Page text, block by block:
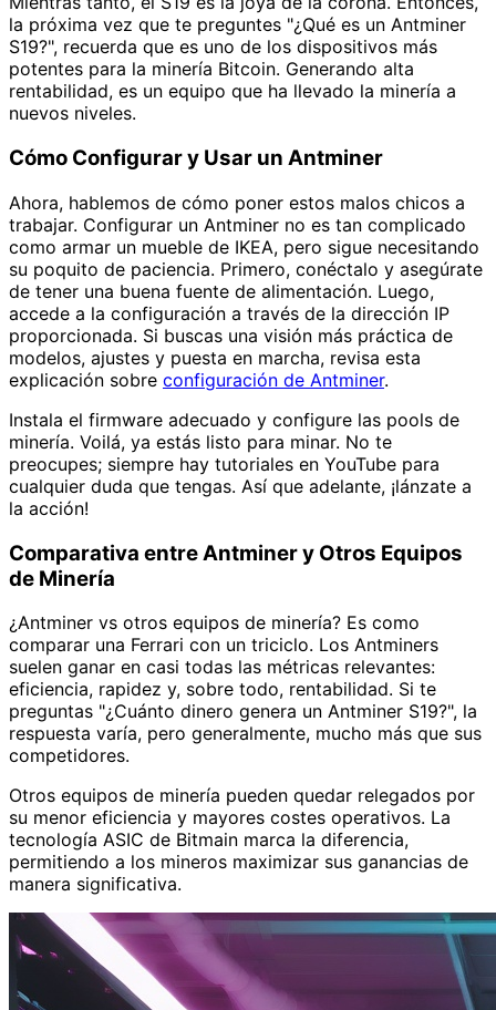
la próxima vez que te preguntes "¿Qué es un Antminer
S19?", recuerda que es uno de los dispositivos más
potentes para la minería Bitcoin. Generando alta
rentabilidad, es un equipo que ha llevado la minería a
nuevos niveles.
Cómo Configurar y Usar un Antminer
Ahora, hablemos de cómo poner estos malos chicos a
trabajar. Configurar un Antminer no es tan complicado
como armar un mueble de IKEA, pero sigue necesitando
su poquito de paciencia. Primero, conéctalo y asegúrate
de tener una buena fuente de alimentación. Luego,
accede a la configuración a través de la dirección IP
proporcionada. Si buscas una visión más práctica de
modelos, ajustes y puesta en marcha, revisa esta
explicación sobre configuración de Antminer.
Instala el firmware adecuado y configure las pools de
minería. Voilá, ya estás listo para minar. No te
preocupes; siempre hay tutoriales en YouTube para
cualquier duda que tengas. Así que adelante, ¡lánzate a
la acción!
Comparativa entre Antminer y Otros Equipos
de Minería
¿Antminer vs otros equipos de minería? Es como
comparar una Ferrari con un triciclo. Los Antminers
suelen ganar en casi todas las métricas relevantes:
eficiencia, rapidez y, sobre todo, rentabilidad. Si te
preguntas "¿Cuánto dinero genera un Antminer S19?", la
respuesta varía, pero generalmente, mucho más que sus
competidores.
Otros equipos de minería pueden quedar relegados por
su menor eficiencia y mayores costes operativos. La
tecnología ASIC de Bitmain marca la diferencia,
permitiendo a los mineros maximizar sus ganancias de
manera significativa.